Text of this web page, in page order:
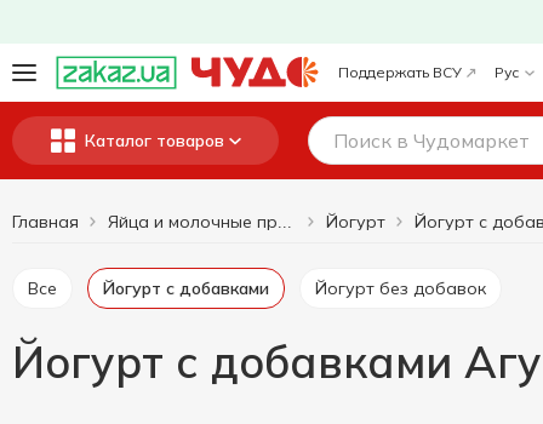
Поддержать ВСУ Рус
Каталог товаров
Главная Йогурт Йогурт с
Все Йогурт с добавками Йогурт без добавок
Йогурт с добавками